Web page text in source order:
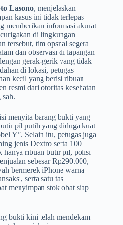
Lasono, menjelaskan
kasus ini tidak terlepas
memberikan informasi akurat
di lingkungan
tersebut, tim opsnal segera
dan observasi di lapangan
gerak-gerik yang tidak
di lokasi, petugas
kecil yang berisi ribuan
resmi dari otoritas kesehatan
sah.
menyita barang bukti yang
pil putih yang diduga kuat
Y”. Selain itu, petugas juga
jenis Dextro serta 100
hanya ribuan butir pil, polisi
sebesar Rp290.000,
bermerek iPhone warna
serta satu tas
menyimpan stok obat siap
bukti kini telah mendekam